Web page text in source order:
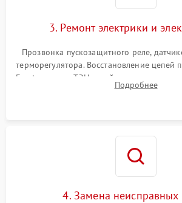
3. Ремонт электрики и
Прозвонка пускозащитного реле,
терморегулятора. Восстановление цепей
Frost, включая ТЭН оттайки и вентилятор.
платы управления при сбоях
Подробнее
4. Замена неисправных